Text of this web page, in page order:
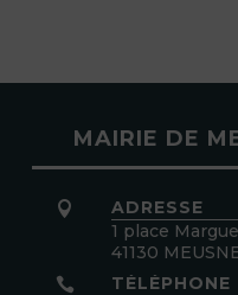
MAIRIE DE

ADRESSE
1 place
41130
 TÉLÉPHONE